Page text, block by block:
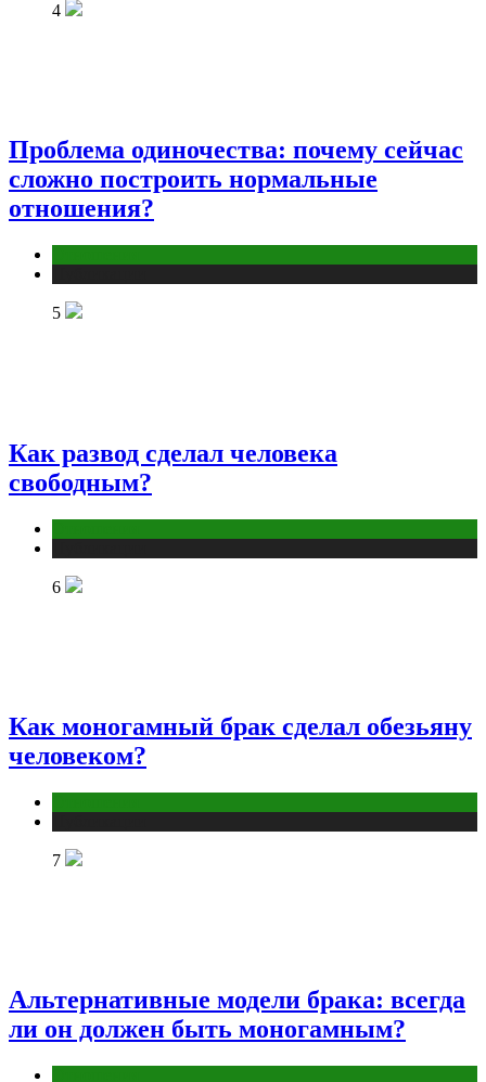
4
Проблема одиночества: почему сейчас
сложно построить нормальные
отношения?
5
Как развод сделал человека
свободным?
6
Как моногамный брак сделал обезьяну
человеком?
7
Альтернативные модели брака: всегда
ли он должен быть моногамным?